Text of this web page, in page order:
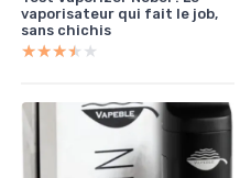
vaporisateur qui fait le job,
sans chichis
★★★★★
★★★★★